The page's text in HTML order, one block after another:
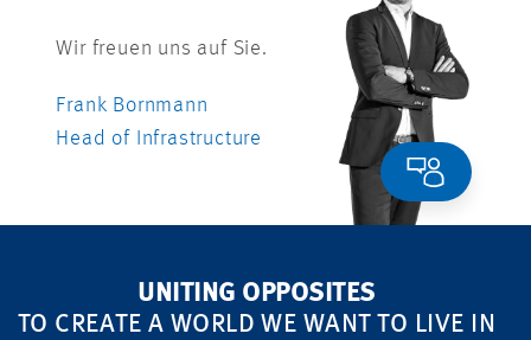
Wir freuen uns auf Sie.
Frank Bornmann
Head of Infrastructure
UNITING OPPOSITES
TO CREATE A WORLD WE WANT TO LIVE IN